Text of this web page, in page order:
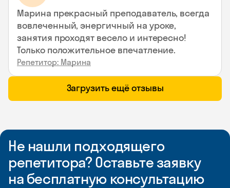
Марина прекрасный преподаватель, всегда
вовлеченный, энергичный на уроке,
занятия проходят весело и интересно!
Только положительное впечатление.
Репетитор: Марина
Загрузить ещё отзывы
Не нашли подходящего
репетитора? Оставьте заявку
на бесплатную консультацию